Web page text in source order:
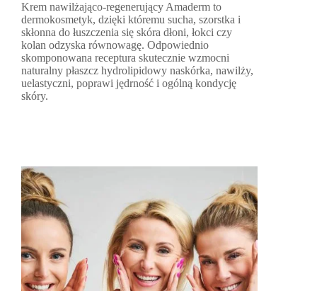
Krem nawilżająco-regenerujący Amaderm to
dermokosmetyk, dzięki któremu sucha, szorstka i
skłonna do łuszczenia się skóra dłoni, łokci czy
kolan odzyska równowagę. Odpowiednio
skomponowana receptura skutecznie wzmocni
naturalny płaszcz hydrolipidowy naskórka, nawilży,
uelastyczni, poprawi jędrność i ogólną kondycję
skóry.